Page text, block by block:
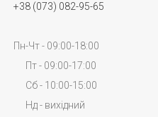
+38 (073) 082-95-65
Пн-Чт - 09:00-18:00
Пт - 09:00-17:00
Сб - 10:00-15:00
Нд - вихідний